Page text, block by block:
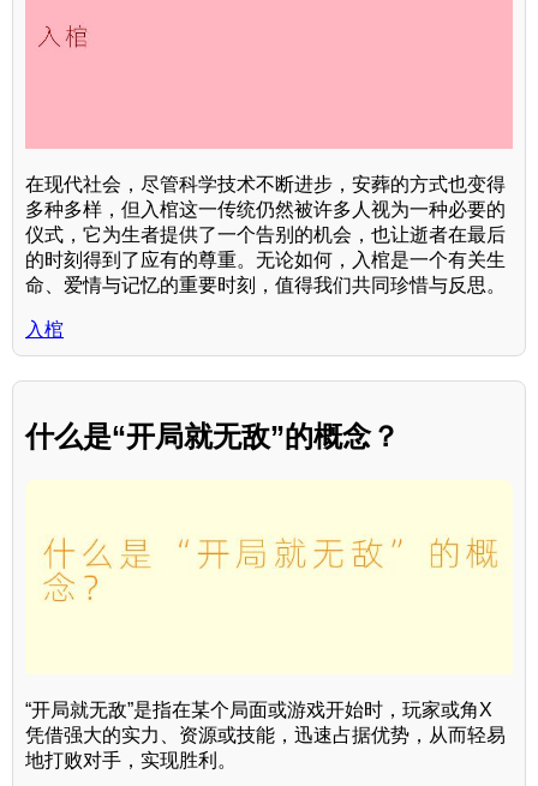
在现代社会，尽管科学技术不断进步，安葬的方式也变得
多种多样，但入棺这一传统仍然被许多人视为一种必要的
仪式，它为生者提供了一个告别的机会，也让逝者在最后
的时刻得到了应有的尊重。无论如何，入棺是一个有关生
命、爱情与记忆的重要时刻，值得我们共同珍惜与反思。
入棺
什么是“开局就无敌”的概念？
“开局就无敌”是指在某个局面或游戏开始时，玩家或角X
凭借强大的实力、资源或技能，迅速占据优势，从而轻易
地打败对手，实现胜利。